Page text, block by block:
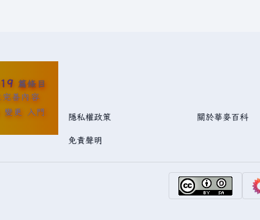
篇條目
善內容
變更 入門 隱私權政策 關於華麥百科
免責聲明